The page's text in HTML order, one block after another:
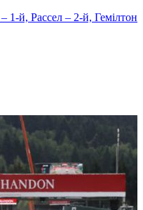
1-й, Рассел – 2-й, Гемілтон